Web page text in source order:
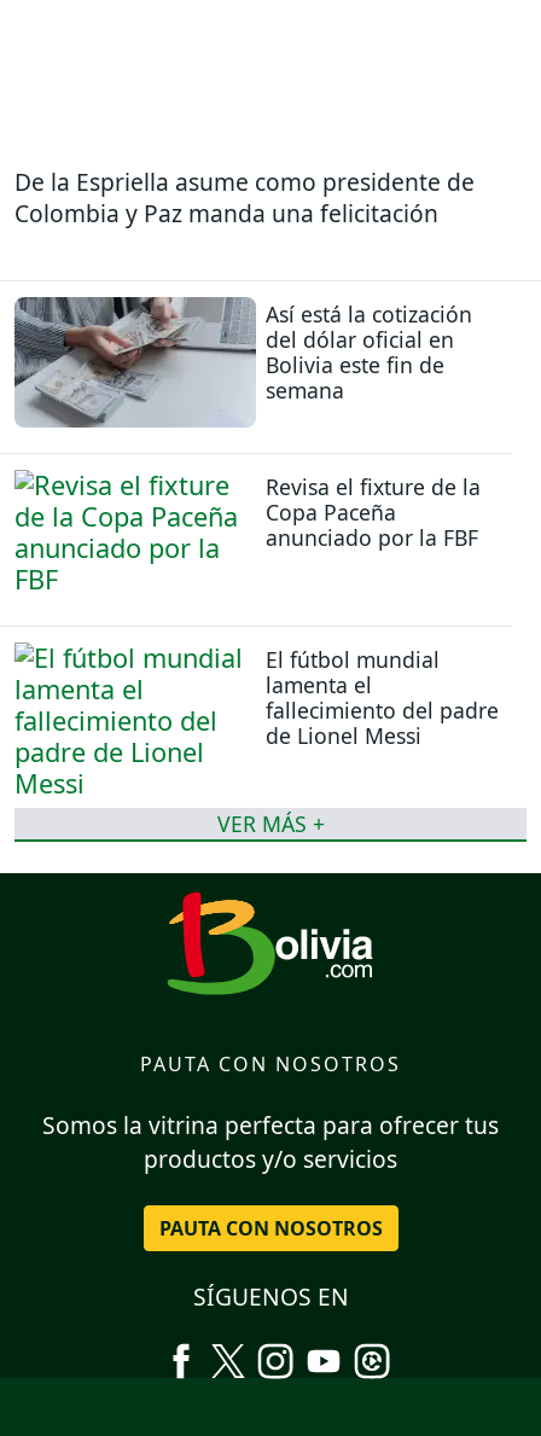
De la Espriella asume como presidente de
Colombia y Paz manda una felicitación
Así está la cotización
del dólar oficial en
Bolivia este fin de
semana
Revisa el fixture de la
Copa Paceña
anunciado por la FBF
El fútbol mundial
lamenta el
fallecimiento del padre
de Lionel Messi
VER MÁS +
PAUTA CON NOSOTROS
Somos la vitrina perfecta para ofrecer tus
productos y/o servicios
PAUTA CON NOSOTROS
SÍGUENOS EN